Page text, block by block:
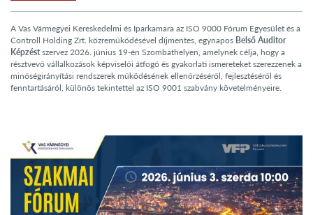
A Vas Vármegyei Kereskedelmi és Iparkamara az ISO 9000 Fórum Egyesület és a
Controll Holding Zrt. közreműködésével díjmentes, egynapos Belső Auditor
Képzéstszervez 2026. június 19-én Szombathelyen, amelynek célja, hogy a
résztvevő vállalkozások képviselői átfogó és gyakorlati ismereteket szerezzenek a
minőségirányítási rendszerek működésének ellenőrzéséről, fejlesztéséről és
fenntartásáról, különös tekintettel az ISO 9001 szabvány követelményeire.